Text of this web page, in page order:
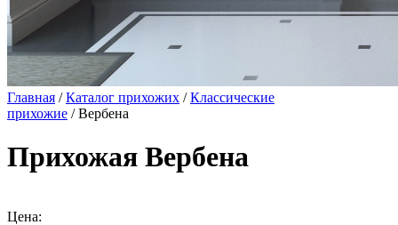
Главная /Каталог прихожих /Классические
прихожие / Вербена
Прихожая Вербена
Цена: